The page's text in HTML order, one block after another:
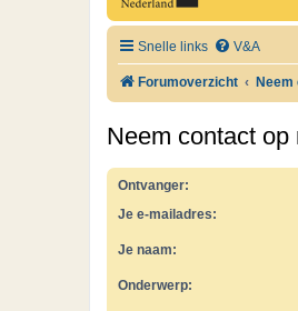
Snelle links V&A
Forumoverzicht
Neem contact op
Ontvanger:
Je e-mailadres:
Je naam:
Onderwerp: